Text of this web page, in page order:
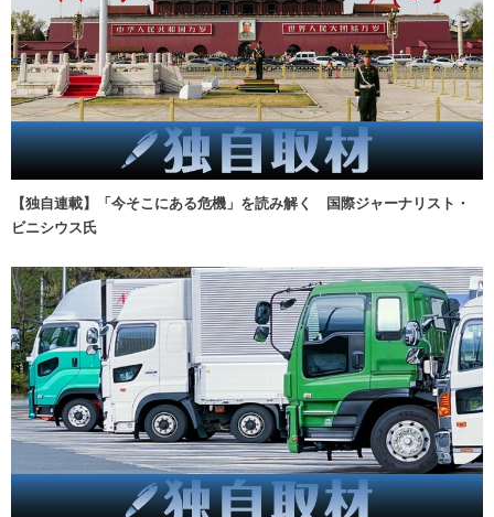
【独自連載】「今そこにある危機」を読み解く 国際ジャーナリスト・
ビニシウス氏